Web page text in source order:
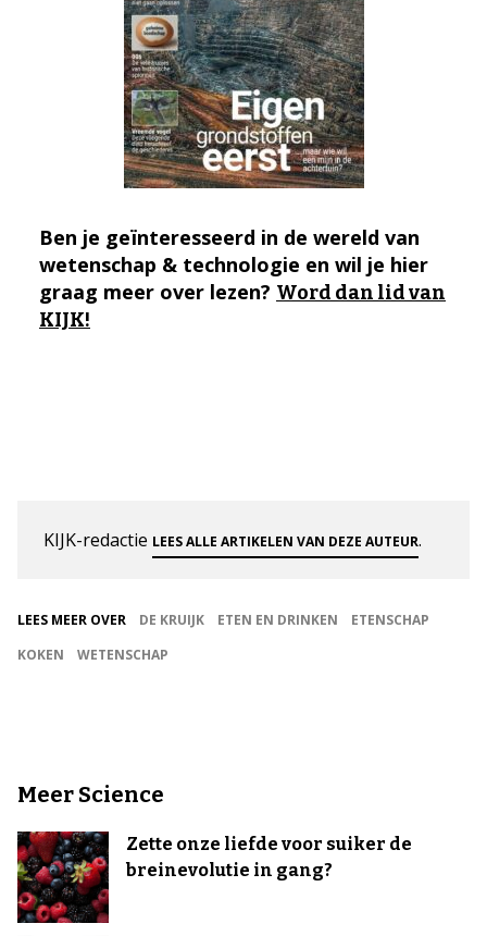
Ben je geïnteresseerd in de wereld van
wetenschap & technologie en wil je hier
graag meer over lezen? Word dan lid van
KIJK!
KIJK-redactie LEES ALLE ARTIKELEN VAN DEZE AUTEUR.
LEES MEER OVER DE KRUIJK ETEN EN DRINKEN
ETENSCHAP
KOKEN
WETENSCHAP
Meer Science
Zette onze liefde voor suiker de
breinevolutie in gang?